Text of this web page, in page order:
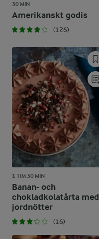
30 MIN
Amerikanskt godis
(126)
1 TIM 30 MIN
Banan- och
chokladkolatårta med
jordnötter
(16)